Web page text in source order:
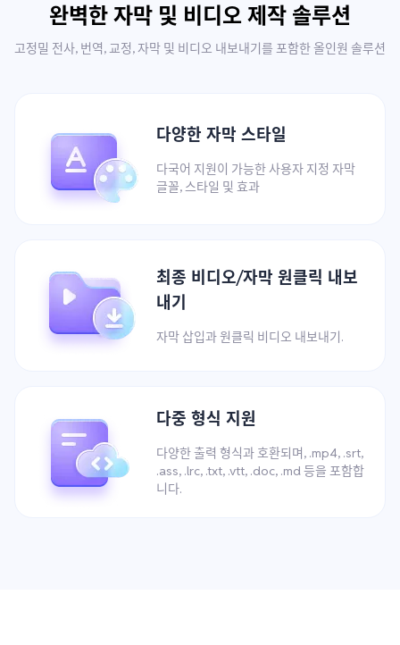
완벽한 자막 및 비디오 제작 솔루션
고정밀 전사, 번역, 교정, 자막 및 비디오 내보내기를 포함한 올인원 솔루션
다양한 자막 스타일
다국어 지원이 가능한 사용자 지정 자막
글꼴, 스타일 및 효과
최종 비디오/자막 원클릭 내보
내기
자막 삽입과 원클릭 비디오 내보내기.
다중 형식 지원
다양한 출력 형식과 호환되며, .mp4, .srt,
.ass, .lrc, .txt, .vtt, .doc, .md 등을 포함합
니다.